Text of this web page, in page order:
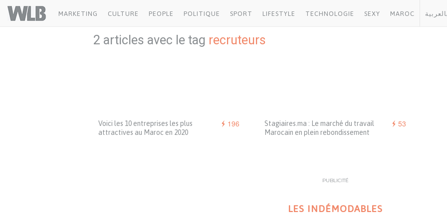
Welovebuzz
MARKETING CULTURE PEOPLE POLITIQUE SPORT LIFESTYLE TECHNOLOGIE SEXY MAROC
2 articles avec le tag recruteurs
196
Voici les 10 entreprises les plus
attractives au Maroc en 2020
53
Stagiaires.ma : Le marché du travail
Marocain en plein rebondissement
PUBLICITÉ
LES INDÉMODABLES